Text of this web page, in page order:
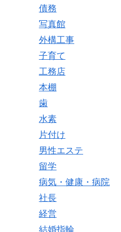
債務
写真館
外構工事
子育て
工務店
本棚
歯
水素
片付け
男性エステ
留学
病気・健康・病院
社長
経営
結婚指輪